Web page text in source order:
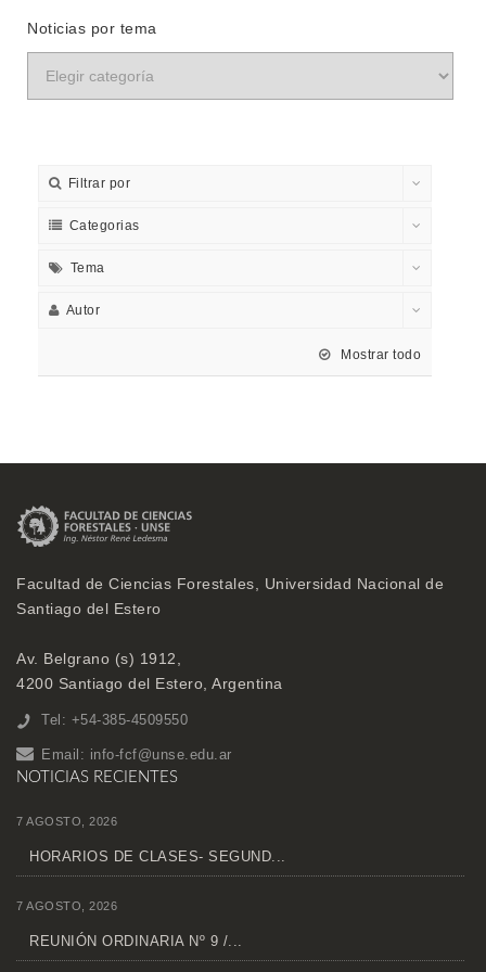
Noticias por tema
Filtrar por
Categorias
Tema
Autor
Mostrar todo
Facultad de Ciencias Forestales, Universidad Nacional de
Santiago del Estero
Av. Belgrano (s) 1912,
4200 Santiago del Estero, Argentina
Tel: +54-385-4509550
Email: info-fcf@unse.edu.ar
NOTICIAS RECIENTES
7 AGOSTO, 2026
HORARIOS DE CLASES- SEGUND...
7 AGOSTO, 2026
REUNIÓN ORDINARIA Nº 9 /...